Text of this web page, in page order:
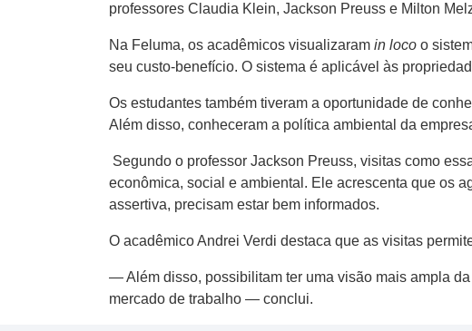
professores Claudia Klein, Jackson Preuss e Milton
Na Feluma, os acadêmicos visualizaram in loco o
seu custo-benefício. O sistema é aplicável às
Os estudantes também tiveram a oportunidade de
Além disso, conheceram a política ambiental da
Segundo o professor Jackson Preuss, visitas como
econômica, social e ambiental. Ele acrescenta que os
assertiva, precisam estar bem informados.
O acadêmico Andrei Verdi destaca que as visitas
— Além disso, possibilitam ter uma visão mais ampla
mercado de trabalho — conclui.